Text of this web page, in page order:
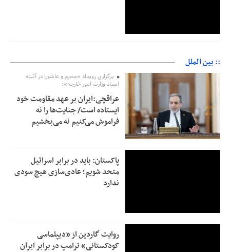
:: بین الملل
برگزاری رویداد «محرم و عاشورا در آئینه
اسناد وزارت امور خارجه»؛
عراقچی:ایران بر عهد مقاومت خود
ایستاده است/ جنایت‌ها را نه
فراموش می‌کنیم نه می‌بخشیم
پاکستان: باید در برابر اسرائیل
متحد شویم؛ عادی‌سازی هیچ سودی
ندارد
روایت گاردین از «دیپلماسی
کودکستانی» ترامپ در برابر ایران